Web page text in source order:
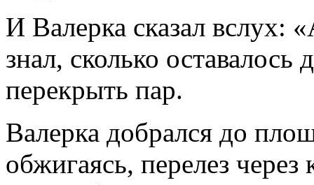
И Валерка сказал вслух:
знал, сколько
перекрыть пар.
Валерка добрался до
обжигаясь, перелез через